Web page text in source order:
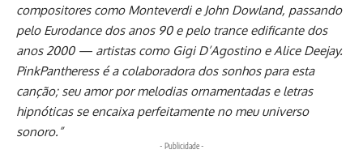
compositores como Monteverdi e John Dowland, passando
pelo Eurodance dos anos 90 e pelo trance edificante dos
anos 2000 — artistas como Gigi D’Agostino e Alice Deejay.
PinkPantheress é a colaboradora dos sonhos para esta
canção; seu amor por melodias ornamentadas e letras
hipnóticas se encaixa perfeitamente no meu universo
sonoro.”
- Publicidade -